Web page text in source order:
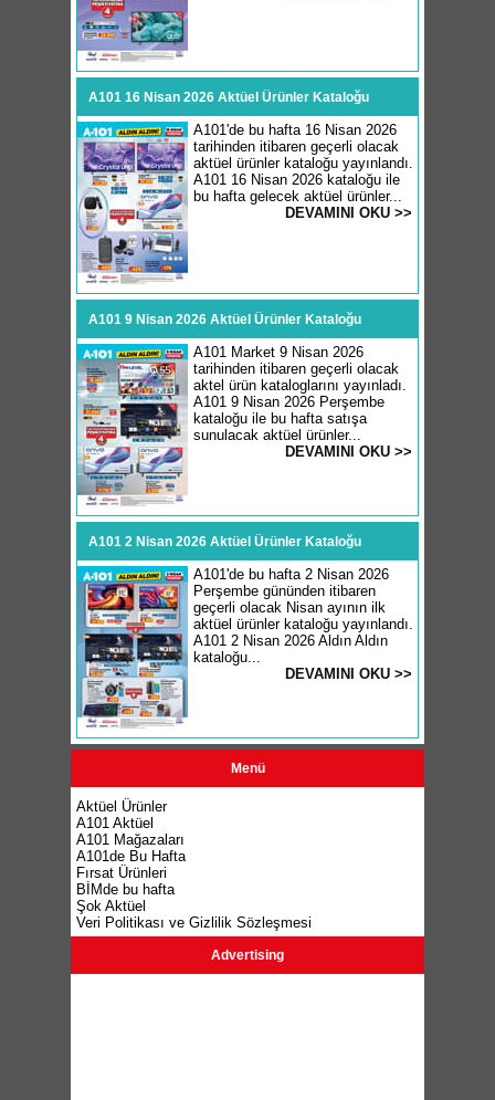
A101 16 Nisan 2026 Aktüel Ürünler Kataloğu
A101'de bu hafta 16 Nisan 2026
tarihinden itibaren geçerli olacak
aktüel ürünler kataloğu yayınlandı.
A101 16 Nisan 2026 kataloğu ile
bu hafta gelecek aktüel ürünler...
DEVAMINI OKU >>
A101 9 Nisan 2026 Aktüel Ürünler Kataloğu
A101 Market 9 Nisan 2026
tarihinden itibaren geçerli olacak
aktel ürün kataloglarını yayınladı.
A101 9 Nisan 2026 Perşembe
kataloğu ile bu hafta satışa
sunulacak aktüel ürünler...
DEVAMINI OKU >>
A101 2 Nisan 2026 Aktüel Ürünler Kataloğu
A101'de bu hafta 2 Nisan 2026
Perşembe gününden itibaren
geçerli olacak Nisan ayının ilk
aktüel ürünler kataloğu yayınlandı.
A101 2 Nisan 2026 Aldın Aldın
kataloğu...
DEVAMINI OKU >>
Menü
Aktüel Ürünler
A101 Aktüel
A101 Mağazaları
A101de Bu Hafta
Fırsat Ürünleri
BİMde bu hafta
Şok Aktüel
Veri Politikası ve Gizlilik Sözleşmesi
Advertising